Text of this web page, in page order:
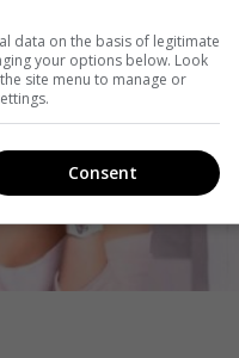
data on the basis of legitimate
your options below. Look
site menu to manage or
Consent